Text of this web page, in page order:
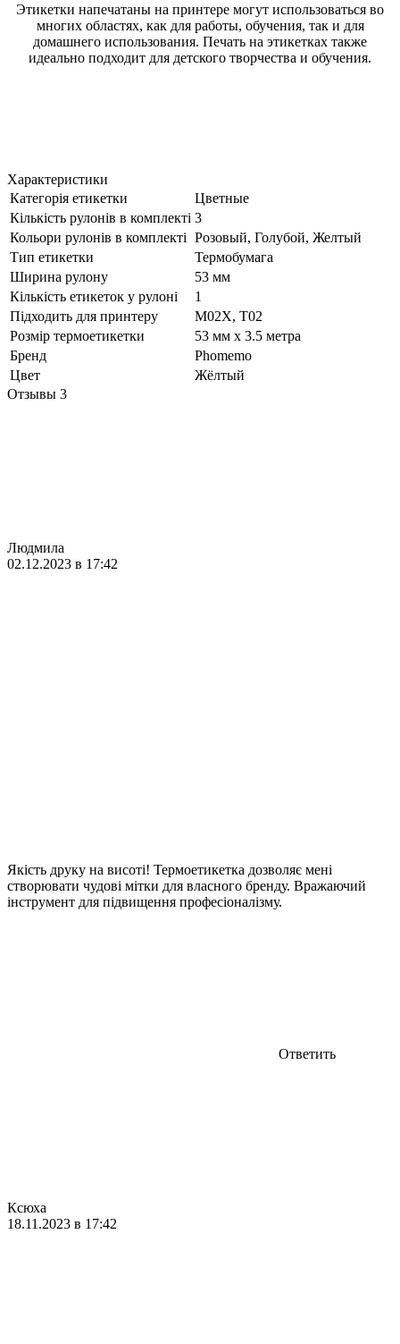
Этикетки напечатаны на принтере могут использоваться во
многих областях, как для работы, обучения, так и для
домашнего использования. Печать на этикетках также
идеально подходит для детского творчества и обучения.
Характеристики
Категорія етикетки
Цветные
Кількість рулонів в комплекті 3
Кольори рулонів в комплекті Розовый, Голубой, Желтый
Тип етикетки
Термобумага
Ширина рулону
53 мм
Кількість етикеток у рулоні
1
Підходить для принтеру
M02X, T02
Розмір термоетикетки
53 мм х 3.5 метра
Бренд
Phomemo
Цвет
Жёлтый
Отзывы 3
Людмила
02.12.2023 в 17:42
Якість друку на висоті! Термоетикетка дозволяє мені
створювати чудові мітки для власного бренду. Вражаючий
інструмент для підвищення професіоналізму.
Ответить
Ксюха
18.11.2023 в 17:42